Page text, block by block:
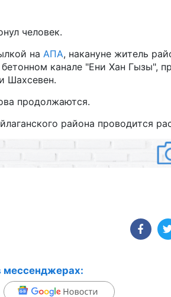
человек.
на АПА, накануне житель
канале "Ени Хан Гызы",
Шахсевен.
продолжаются.
района проводится
мессенджерах: